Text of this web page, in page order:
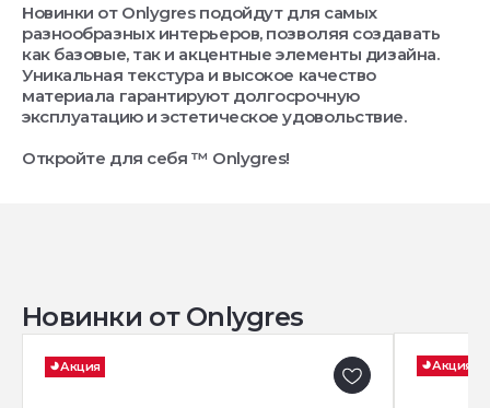
Новинки от Onlygres подойдут для самых
разнообразных интерьеров, позволяя создавать
как базовые, так и акцентные элементы дизайна.
Уникальная текстура и высокое качество
материала гарантируют долгосрочную
эксплуатацию и эстетическое удовольствие.
Откройте для себя ™ Onlygres!
Новинки от Onlygres
Акция Акция